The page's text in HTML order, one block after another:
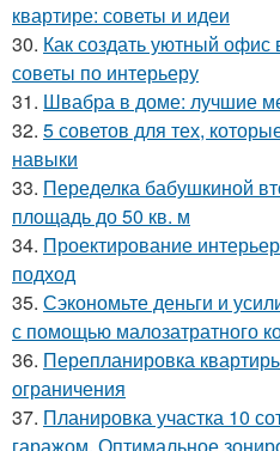
квартире: советы и идеи
30. Как создать уютный офис
советы по интерьеру
31. Швабра в доме: лучшие
32. 5 советов для тех,
навыки
33. Переделка бабушкиной
площадь до 50 кв. м
34. Проектирование
подход
35. Сэкономьте деньги и
с помощью малозатратного
36. Перепланировка
ограничения
37. Планировка участка 10
гаражом. Оптимальное